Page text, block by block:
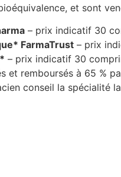
et sont
– prix indicatif 30
FarmaTrust – prix
– prix indicatif 30
et remboursés à 65 %
conseil la spécialité